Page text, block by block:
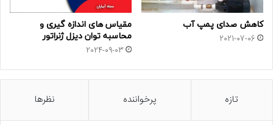
کاهش صدای پمپ آب
2021-07-06
مقیاس های اندازه گیری و
محاسبه توان دیزل ژنراتور
2024-09-03
تازه پرخواننده نظرها